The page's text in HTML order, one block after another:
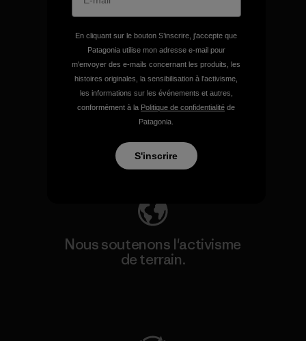
Voir la Garantie Ironclad
Nous assumons la
responsabilité de notre
impact.
Découvrez notre empreinte carbone
Nous soutenons l'activisme
de terrain.
En cliquant sur le bouton S’inscrire, j'accepte que
Patagonia utilise mon adresse e-mail pour
m'envoyer des e-mails concernant les produits, les
histoires originales, la sensibilisation à l'activisme,
les informations sur les événements et autres,
conformément à la Politique de confidentialité de
Patagonia.
S'inscrire